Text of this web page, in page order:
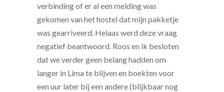
verbinding of er al een melding was
gekomen van het hostel dat mijn pakketje
was gearriveerd. Helaas werd deze vraag
negatief beantwoord. Roos en ik besloten
dat we verder geen belang hadden om
langer in Lima te blijven en boekten voor
een uur later bij een andere (blijkbaar nog